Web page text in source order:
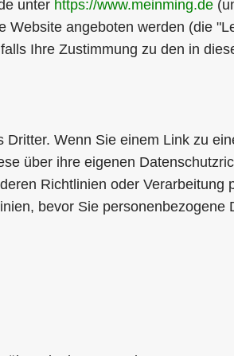
unter https://www.meinming.de
Website angeboten werden (die
Ihre Zustimmung zu den in
Wenn Sie einem Link zu
über ihre eigenen
Richtlinien oder Verarbeitung
bevor Sie personenbezogene